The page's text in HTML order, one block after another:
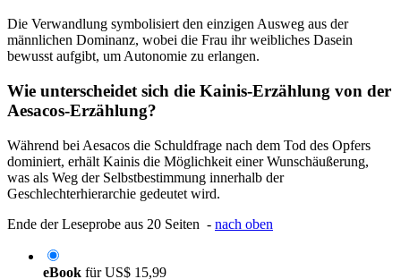
Die Verwandlung symbolisiert den einzigen Ausweg aus der
männlichen Dominanz, wobei die Frau ihr weibliches Dasein
bewusst aufgibt, um Autonomie zu erlangen.
Wie unterscheidet sich die Kainis-Erzählung von der
Aesacos-Erzählung?
Während bei Aesacos die Schuldfrage nach dem Tod des Opfers
dominiert, erhält Kainis die Möglichkeit einer Wunschäußerung,
was als Weg der Selbstbestimmung innerhalb der
Geschlechterhierarchie gedeutet wird.
Ende der Leseprobe aus 20 Seiten - nach oben
eBook fürUS$ 15,99